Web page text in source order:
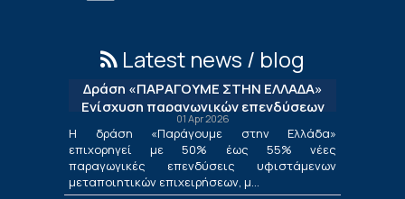
Latest news / blog
Δράση «ΠΑΡΑΓΟΥΜΕ ΣΤΗΝ ΕΛΛΑΔΑ»
Ενίσχυση παραγωγικών επενδύσεων
μεταποίησης
01 Apr 2026
Η δράση «Παράγουμε στην Ελλάδα»
επιχορηγεί με 50% έως 55% νέες
παραγωγικές επενδύσεις υφιστάμενων
μεταποιητικών επιχειρήσεων, μ...